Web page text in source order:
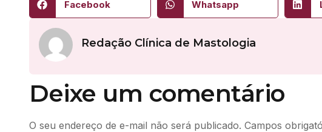
Facebook Whatsapp
Redação Clínica de Mastologia
Deixe um comentário
O seu endereço de e-mail não será publicado. Campos